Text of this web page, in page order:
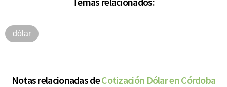
dólar
Notas relacionadas deCotización Dólar en Córdoba